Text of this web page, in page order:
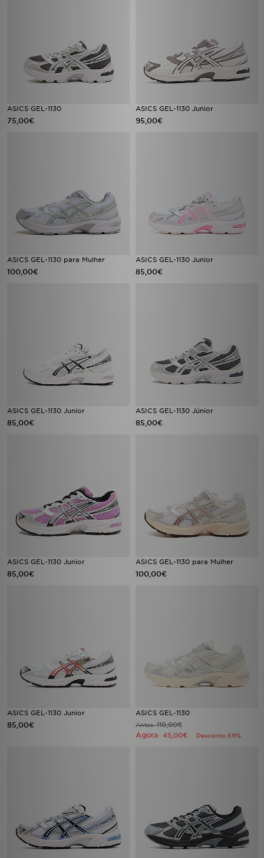
ASICS GEL-1130
75,00€
ASICS GEL-1130 Junior
95,00€
ASICS GEL-1130 para Mulher
100,00€
ASICS GEL-1130 Junior
85,00€
ASICS GEL-1130 Junior
85,00€
ASICS GEL-1130 Júnior
85,00€
ASICS GEL-1130 Junior
85,00€
ASICS GEL-1130 para Mulher
100,00€
ASICS GEL-1130 Junior
85,00€
ASICS GEL-1130
Antes110,00€
Agora 45,00€ Desconto 59%